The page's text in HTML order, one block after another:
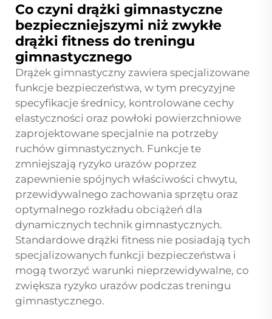
Co czyni drążki gimnastyczne
bezpieczniejszymi niż zwykłe
drążki fitness do treningu
gimnastycznego
Drążek gimnastyczny zawiera specjalizowane
funkcje bezpieczeństwa, w tym precyzyjne
specyfikacje średnicy, kontrolowane cechy
elastyczności oraz powłoki powierzchniowe
zaprojektowane specjalnie na potrzeby
ruchów gimnastycznych. Funkcje te
zmniejszają ryzyko urazów poprzez
zapewnienie spójnych właściwości chwytu,
przewidywalnego zachowania sprzętu oraz
optymalnego rozkładu obciążeń dla
dynamicznych technik gimnastycznych.
Standardowe drążki fitness nie posiadają tych
specjalizowanych funkcji bezpieczeństwa i
mogą tworzyć warunki nieprzewidywalne, co
zwiększa ryzyko urazów podczas treningu
gimnastycznego.